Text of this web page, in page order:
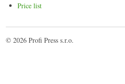
Price list
© 2026 Profi Press s.r.o.